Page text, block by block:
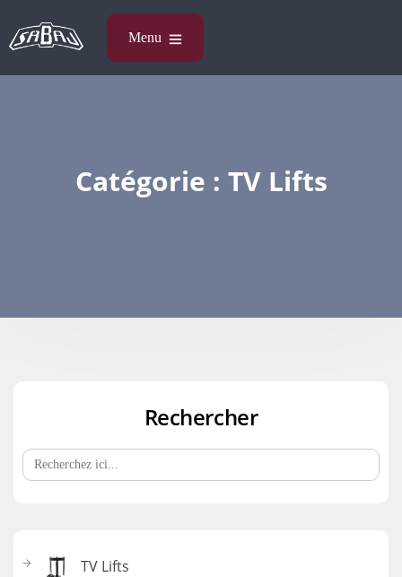
Catégorie : TV Lifts
Rechercher
Search
for:
TV Lifts